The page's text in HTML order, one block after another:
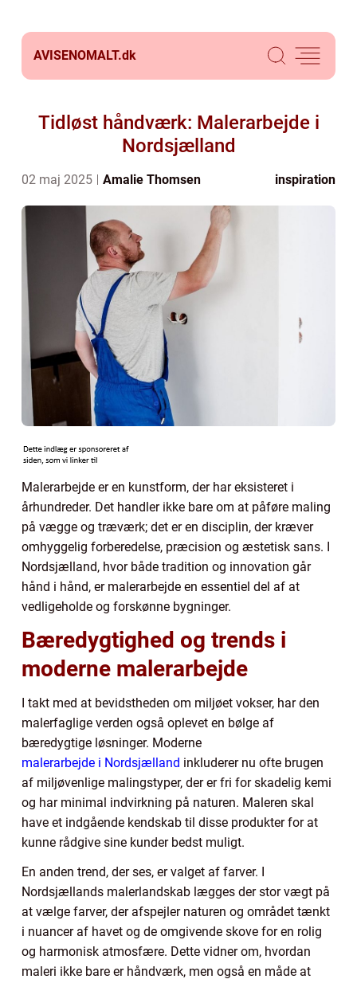
AVISENOMALT.dk
Tidløst håndværk: Malerarbejde i
Nordsjælland
02 maj 2025 Amalie Thomsen inspiration
Malerarbejde er en kunstform, der har eksisteret i
århundreder. Det handler ikke bare om at påføre maling
på vægge og træværk; det er en disciplin, der kræver
omhyggelig forberedelse, præcision og æstetisk sans. I
Nordsjælland, hvor både tradition og innovation går
hånd i hånd, er malerarbejde en essentiel del af at
vedligeholde og forskønne bygninger.
Bæredygtighed og trends i
moderne malerarbejde
I takt med at bevidstheden om miljøet vokser, har den
malerfaglige verden også oplevet en bølge af
bæredygtige løsninger. Moderne
malerarbejde i Nordsjælland inkluderer nu ofte brugen
af miljøvenlige malingstyper, der er fri for skadelig kemi
og har minimal indvirkning på naturen. Maleren skal
have et indgående kendskab til disse produkter for at
kunne rådgive sine kunder bedst muligt.
En anden trend, der ses, er valget af farver. I
Nordsjællands malerlandskab lægges der stor vægt på
at vælge farver, der afspejler naturen og området tænkt
i nuancer af havet og de omgivende skove for en rolig
og harmonisk atmosfære. Dette vidner om, hvordan
maleri ikke bare er håndværk, men også en måde at